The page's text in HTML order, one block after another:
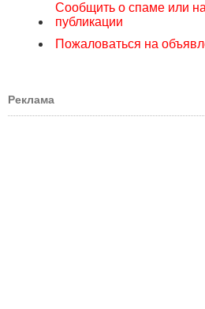
Сообщить о спаме или
публикации
Пожаловаться на
Реклама